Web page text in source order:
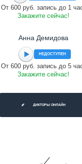
От 600 руб. запись до 1
Закажите сейчас!
Анна Демидова
НЕДОСТУПЕН
От 600 руб. запись до 5
Закажите сейчас!
ДИКТОРЫ ОНЛАЙН